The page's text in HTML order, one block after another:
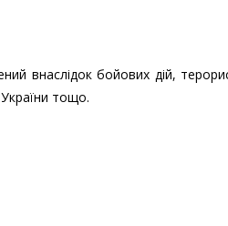
внаслідок бойових дій,
тощо.